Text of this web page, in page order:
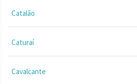
Catalão
Caturaí
Cavalcante